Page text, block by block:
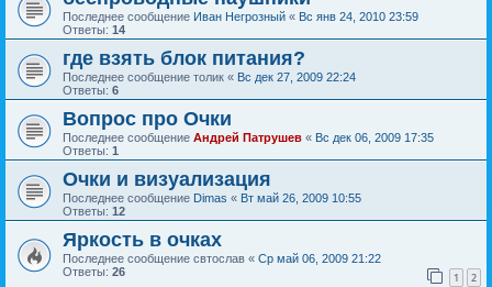
Последнее сообщение Иван Негрозный « Вс янв 24, 2010 23:59
Ответы: 14
где взять блок питания?
Последнее сообщение толик « Вс дек 27, 2009 22:24
Ответы: 6
Вопрос про Очки
Последнее сообщение Андрей Патрушев « Вс дек 06, 2009 17:35
Ответы: 1
Очки и визуализация
Последнее сообщение Dimas « Вт май 26, 2009 10:55
Ответы: 12
Яркость в очках
Последнее сообщение свтослав « Ср май 06, 2009 21:22
Ответы: 26 1 2